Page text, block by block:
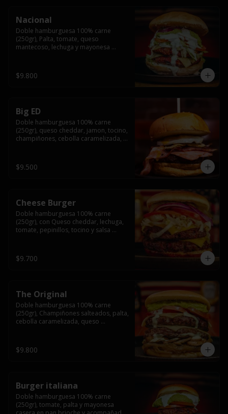
Nacional
Doble hamburguesa 100% carne
(250gr), Palta, tomate, queso
mantecoso, lechuga y mayonesa
$9.800
Big ED
Doble hamburguesa 100% carne
(250gr), queso cheddar, jamon, tocino,
champiñones, cebolla caramelizada,
$9.500
Cheese Burger
Doble hamburguesa 100% carne
(250gr), con Queso cheddar, lechuga,
tomate, pepinillos, tocino y salsa
$9.700
The Original
Doble hamburguesa 100% carne
(250gr), Champiñones salteados, palta,
cebolla caramelizada, queso
fritas.
$9.800
Burger italiana
Doble hamburguesa 100% carne
(250gr), tomate, palta y mayonesa